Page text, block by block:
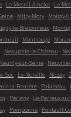
- Le-Mesnil-Amelot - Le-
- Mitry-Mory - Moissy-
le-Bretonneux -
- Montrouge -
- Neauphle-le-Château -
Neuilly-sur-Seine -
Sec - La-Norville - Nozay -
la-Ferrière - Palaiseau -
- Périgny - Le-Perreux-
- Pomponne - Pontault-